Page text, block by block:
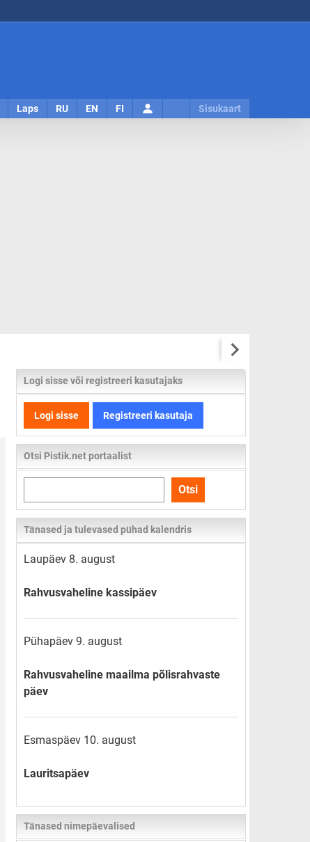
Laps RU EN FI Sisukaart
Logi sisse või registreeri kasutajaks
Logi sisse Registreeri kasutaja
Otsi Pistik.net portaalist
kogu
lehelt
Otsi
Tänased ja tulevased pühad kalendris
Laupäev 8. august
Rahvusvaheline kassipäev
Pühapäev 9. august
Rahvusvaheline maailma põlisrahvaste
päev
Esmaspäev 10. august
Lauritsapäev
Tänased nimepäevalised